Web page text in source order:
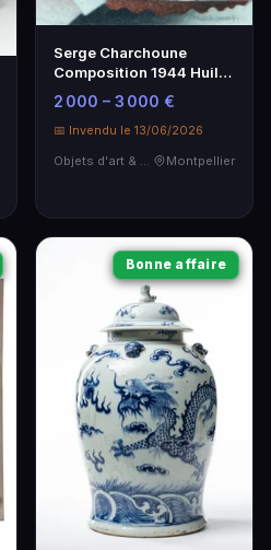
Serge Charchoune
Composition 1944 Huile
sur Toile
2 000 – 3 000 €
📅 Invendu le 13/06/2026
Objets d'art & Curiosités
Montpellier
Bonne affaire